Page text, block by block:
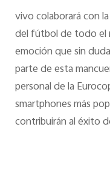
vivo colaborará con
del fútbol de todo el
emoción que sin
parte de esta
personal de la
smartphones más
contribuirán al éxito